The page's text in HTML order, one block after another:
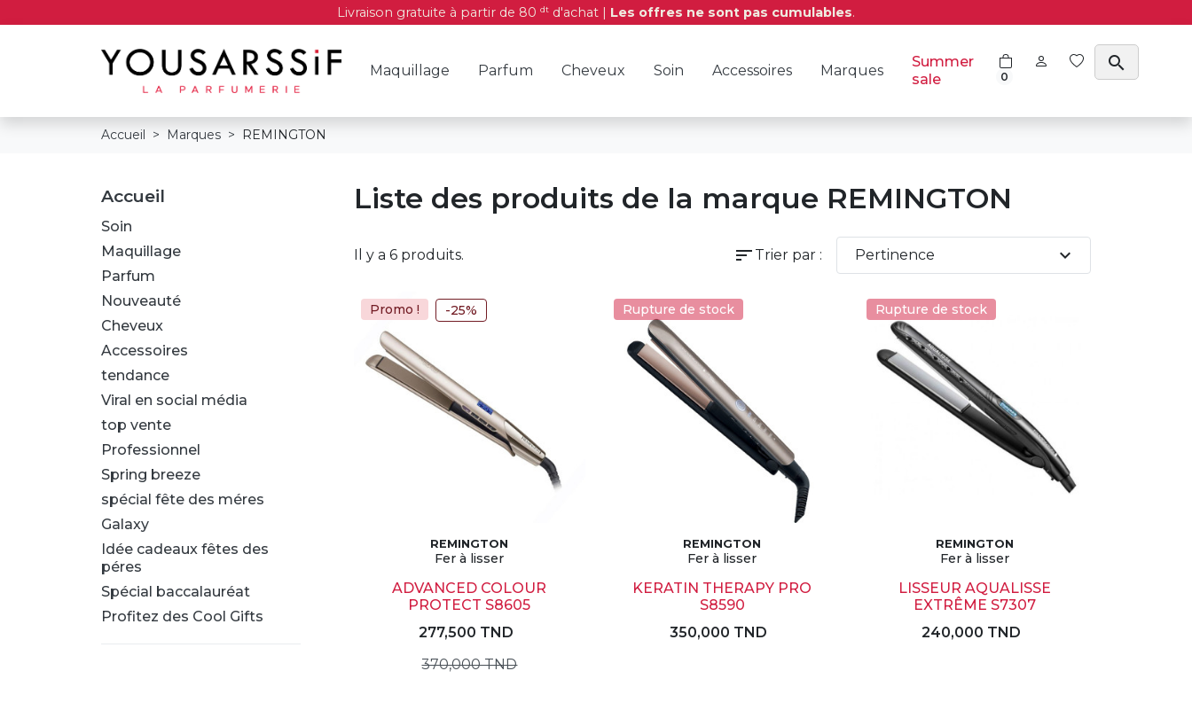
Livraison gratuite à partir de 80 dt d'achat | Les offres ne sont pas cumulables.
Maquillage Parfum Cheveux Soin Accessoires Marques
Summer
sale
0
search
Accueil Marques REMINGTON
Accueil
Soin
Maquillage
Parfum
Nouveauté
Cheveux
Accessoires
tendance
Viral en social média
top vente
Professionnel
Spring breeze
spécial fête des méres
Galaxy
Idée cadeaux fêtes des
péres
Spécial baccalauréat
Profitez des Cool Gifts
Liste des produits de la marque REMINGTON
Il y a 6 produits. sort Trier par : Pertinence expand_more
Promo ! -25%
REMINGTON
Fer à lisser
ADVANCED COLOUR
PROTECT S8605
277,500 TND
370,000 TND
Rupture de stock
REMINGTON
Fer à lisser
KERATIN THERAPY PRO
S8590
350,000 TND
Rupture de stock
REMINGTON
Fer à lisser
LISSEUR AQUALISSE
EXTRÊME S7307
240,000 TND